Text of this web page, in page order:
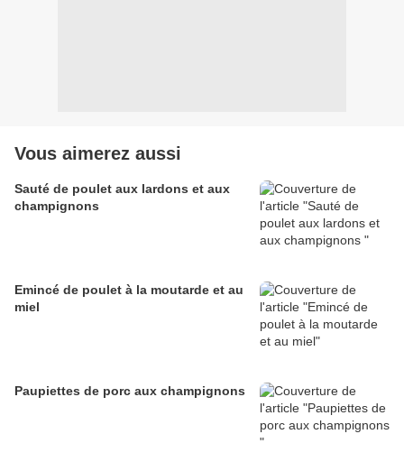
Vous aimerez aussi
Sauté de poulet aux lardons et aux
champignons
Emincé de poulet à la moutarde et au
miel
Paupiettes de porc aux champignons